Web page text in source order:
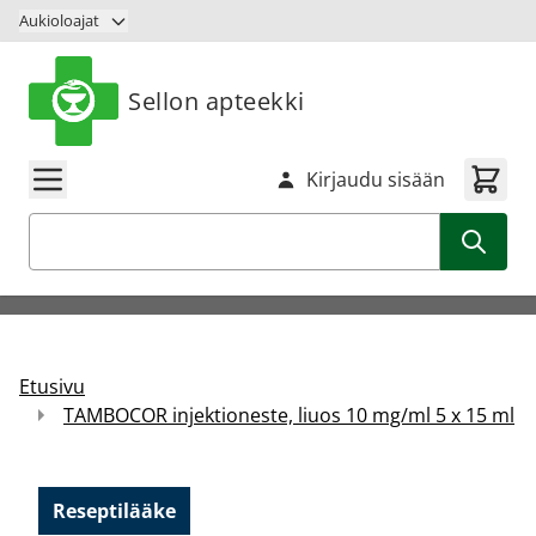
Siirry sisältöön
Aukioloajat
Sellon apteekki
Kirjaudu sisään
Etusivu
TAMBOCOR injektioneste, liuos 10 mg/ml 5 x 15 ml
Reseptilääke